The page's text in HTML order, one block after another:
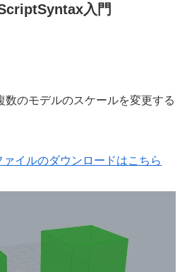
入門
数のモデルのスケールを変更する
イルのダウンロードはこちら